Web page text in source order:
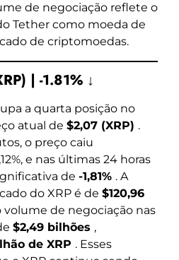
de negociação reflete o
Tether como moeda de
de criptomoedas.
| -1.81% ↓
a quarta posição no
atual de $2,07 (XRP) .
o preço caiu
e nas últimas 24 horas
de -1,81% . A
do XRP é de $120,96
volume de negociação nas
$2,49 bilhões ,
de XRP . Esses